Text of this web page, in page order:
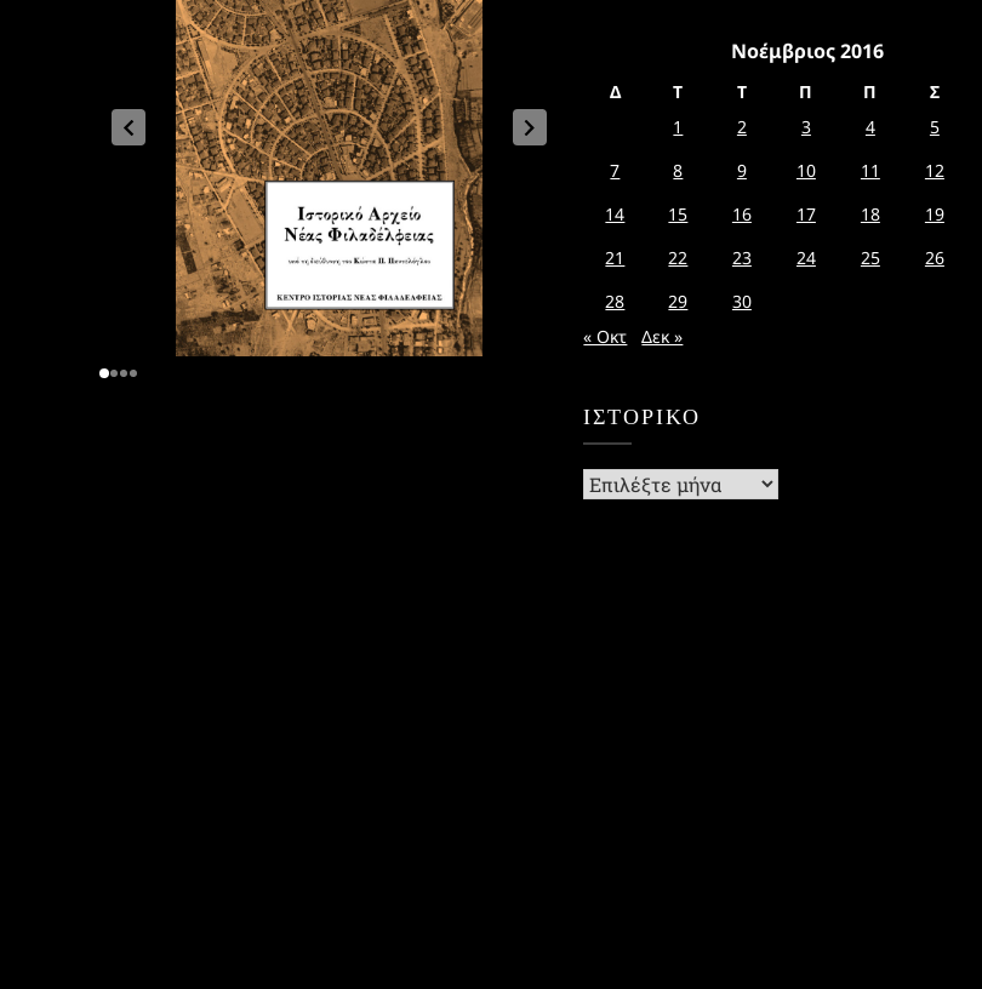
Νοέμβριος 2016
Δ Τ Τ Π Π Σ
1
2 3 4 5
7
8 9 10 11 12
14
15 16 17 18 19
21
22 23 24 25 26
28
29
30
« Οκτ
Δεκ »
ΙΣΤΟΡΙΚΌ
Ιστορικό